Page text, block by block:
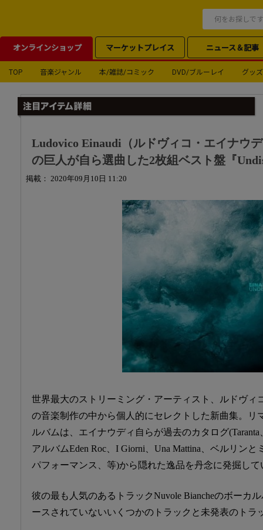
オンラインショップ マーケットプレイス ニュース＆記事
TOP 音楽ジャンル 本/雑誌/コミック DVD/ブルーレイ グッズ
Ludovico Einaudi（ルドヴィコ・エイナウ
の巨人が自ら選曲した2枚組ベスト盤『
掲載： 2020年09月10日 11:20
世界最大のストリーミング・アーティスト、ルドヴィ
の音楽制作の中から個人的にセレクトした新曲集。リ
ルバムは、エイナウディ自らが過去のカタログ(Taranta
アルバムEden Roc、I Giorni、Una Mattina、ベルリン
パフォーマンス、等)から隠れた逸品を丹念に発掘して
彼の最も人気のあるトラックNuvole Biancheのボーカ
ースされていないいくつかのトラックと未発表のトラ